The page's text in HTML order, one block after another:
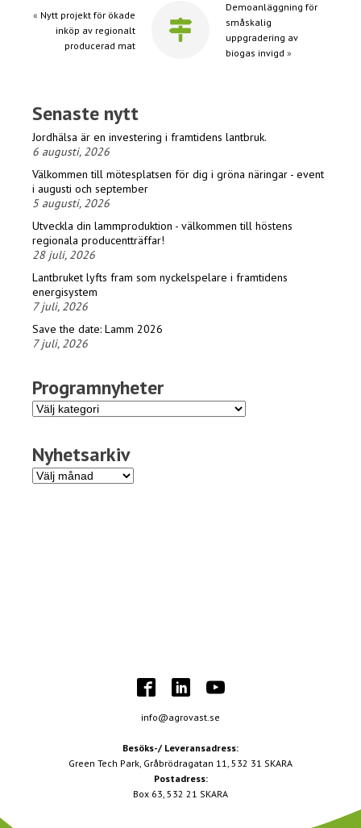
« Nytt projekt för ökade
inköp av regionalt
producerad mat
Demoanläggning för
småskalig
uppgradering av
biogas invigd »
Senaste nytt
Jordhälsa är en investering i framtidens lantbruk.
6 augusti, 2026
Välkommen till mötesplatsen för dig i gröna näringar - event
i augusti och september
5 augusti, 2026
Utveckla din lammproduktion - välkommen till höstens
regionala producentträffar!
28 juli, 2026
Lantbruket lyfts fram som nyckelspelare i framtidens
energisystem
7 juli, 2026
Save the date: Lamm 2026
7 juli, 2026
Programnyheter
Programnyheter
Nyhetsarkiv
Nyhetsarkiv
info@agrovast.se
Besöks-/ Leveransadress:
Green Tech Park, Gråbrödragatan 11, 532 31 SKARA
Postadress:
Box 63, 532 21 SKARA